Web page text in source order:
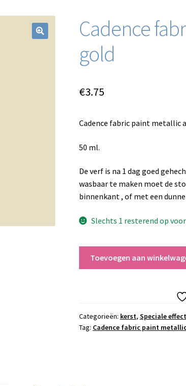
Cadence
gold
€3.75
Cadence fabric paint metallic
50 ml.
De verf is na 1 dag goed
wasbaar te maken moet de
binnenkant , of met een
Slechts 1 resterend op
gold
aantal
Toevoegen aan
Categorieën: kerst, Speciale
Tag: Cadence fabric paint